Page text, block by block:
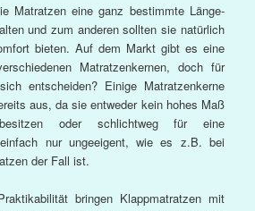
Matratzen eine ganz bestimmte Länge-
und zum anderen sollten sie natürlich
bieten. Auf dem Markt gibt es eine
Matratzenkernen, doch für
entscheiden? Einige Matratzenkerne
aus, da sie entweder kein hohes Maß
oder schlichtweg für eine
einfach nur ungeeigent, wie es z.B. bei
der Fall ist.
bringen Klappmatratzen mit